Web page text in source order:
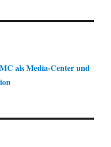
als Media-Center und